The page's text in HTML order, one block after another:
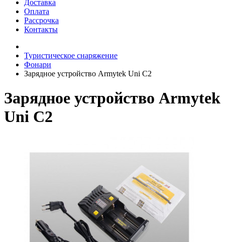
Доставка
Оплата
Рассрочка
Контакты
Туристическое снаряжение
Фонари
Зарядное устройство Armytek Uni C2
Зарядное устройство Armytek
Uni C2